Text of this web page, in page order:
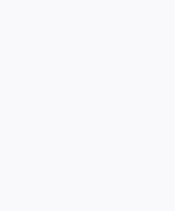
ベーション